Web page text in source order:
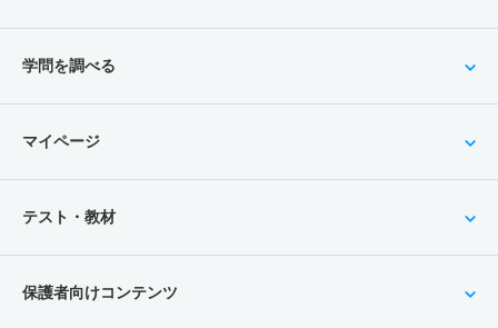
学問を調べる
マイページ
テスト・教材
保護者向けコンテンツ